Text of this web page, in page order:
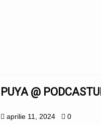
PUYA @
aprilie 11, 2024 0